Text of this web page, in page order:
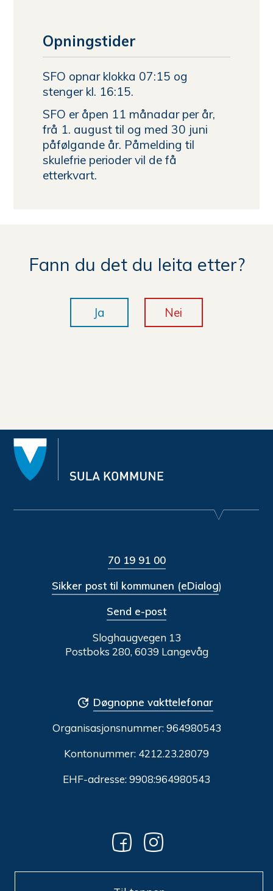
Opningstider
SFO opnar klokka 07:15 og
stenger kl. 16:15.
SFO er åpen 11 månadar per år,
frå 1. august til og med 30 juni
påfølgande år. Påmelding til
skulefrie perioder vil de få
etterkvart.
Fann du det du leita etter?
Ja Nei
70 19 91 00
Sikker post til kommunen (eDialog)
Send e-post
Sloghaugvegen 13
Postboks 280, 6039 Langevåg
Døgnopne vakttelefonar
Organisasjonsnummer:964980543
Kontonummer: 4212.23.28079
EHF-adresse: 9908:964980543